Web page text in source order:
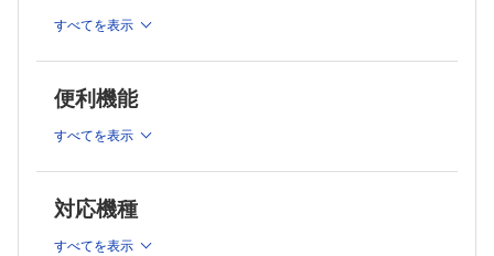
あとがき
Migraine ophtalmique
1887年12月13日火曜日 Du mardi 13 décembre, 1887
Leçon 3
Lésion du nerf sciatique poplité externe
Diabetes mellitusと間歇性跛行
Claudication intermittente et diabète
すべてを表示
便利機能
すべてを表示
対応機種
すべてを表示